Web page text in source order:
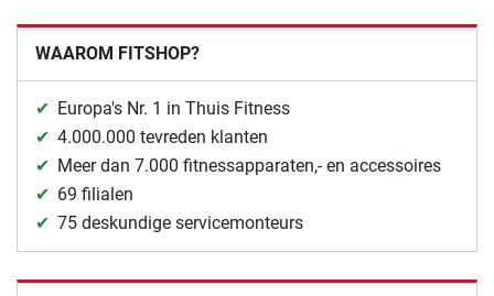
WAAROM FITSHOP?
Europa's Nr. 1 in Thuis Fitness
4.000.000 tevreden klanten
Meer dan 7.000 fitnessapparaten,- en accessoires
69 filialen
75 deskundige servicemonteurs